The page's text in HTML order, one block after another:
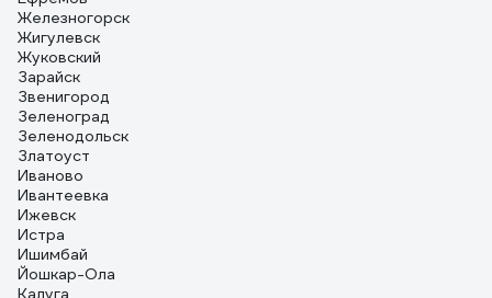
Железногорск
Жигулевск
Жуковский
Зарайск
Звенигород
Зеленоград
Зеленодольск
Златоуст
Иваново
Ивантеевка
Ижевск
Истра
Ишимбай
Йошкар-Ола
Калуга